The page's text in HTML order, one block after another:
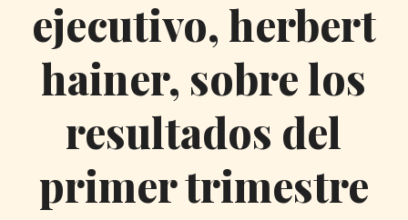
ejecutivo, herbert
hainer, sobre los
resultados del
primer trimestre